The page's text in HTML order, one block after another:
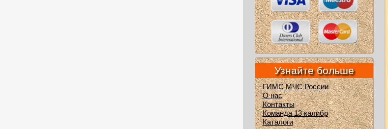
Узнайте больше
ГИМС МЧС России
О нас
Контакты
Команда 13 калибр
Каталоги